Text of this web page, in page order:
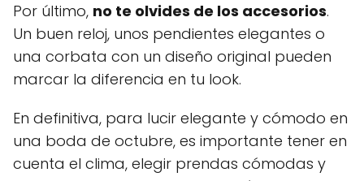
Por último, no te olvides de los accesorios.
Un buen reloj, unos pendientes elegantes o
una corbata con un diseño original pueden
marcar la diferencia en tu look.
En definitiva, para lucir elegante y cómodo en
una boda de octubre, es importante tener en
cuenta el clima, elegir prendas cómodas y